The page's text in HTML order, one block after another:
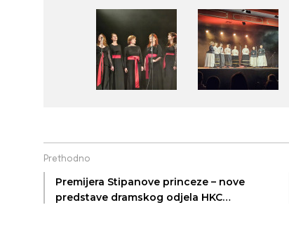
Prethodno
Premijera Stipanove princeze – nove
predstave dramskog odjela HKC